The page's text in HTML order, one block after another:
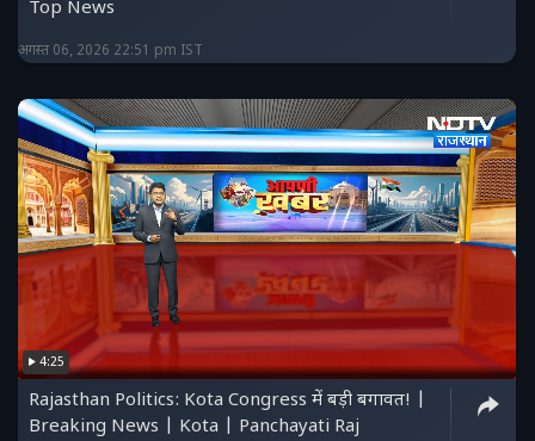
Top News
अगस्त 06, 2026 22:51 pm IST
4:25
Rajasthan Politics: Kota Congress में बड़ी बगावत! |
Breaking News | Kota | Panchayati Raj